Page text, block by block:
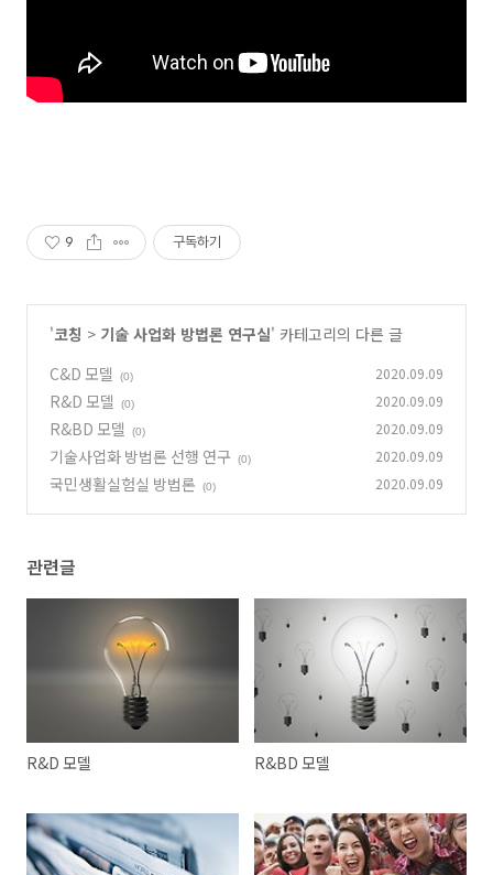
9 구독하기
'코칭 > 기술 사업화 방법론 연구실' 카테고리의 다른 글
C&D 모델
(0) 2020.09.09
R&D 모델 (0) 2020.09.09
R&BD 모델 (0) 2020.09.09
기술사업화 방법론 선행 연구 (0) 2020.09.09
국민생활실험실 방법론 (0) 2020.09.09
관련글
R&D 모델 R&BD 모델